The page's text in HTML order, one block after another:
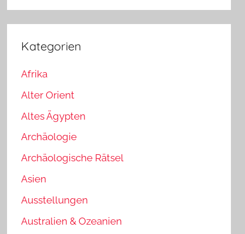
Kategorien
Afrika
Alter Orient
Altes Ägypten
Archäologie
Archäologische Rätsel
Asien
Ausstellungen
Australien & Ozeanien